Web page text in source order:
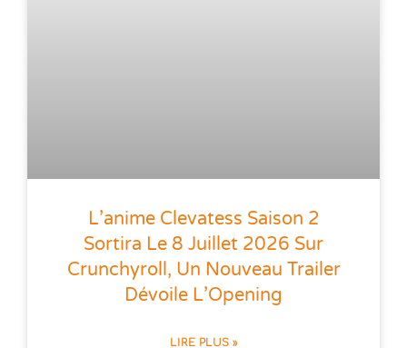
L’anime Clevatess Saison 2
Sortira Le 8 Juillet 2026 Sur
Crunchyroll, Un Nouveau Trailer
Dévoile L’Opening
LIRE PLUS »